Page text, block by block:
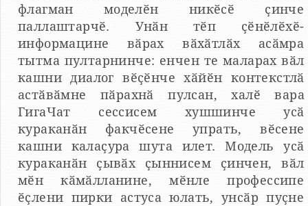
флагман моделӗн никӗсӗ ҫинче
паллаштарчӗ. Унӑн тӗп ҫӗнӗлӗхӗ-
информацине вӑрах вӑхӑтлӑх асӑмра
тытма пултарнинче: енчен те маларах вӑл
кашни диалог вӗҫӗнче хӑйӗн контекстлӑ
астӑвӑмне пӑрахнӑ пулсан, халӗ вара
ГигаЧат сессисем хушшинче усӑ
кураканӑн факчӗсене упрать, вӗсене
кашни калаҫура шута илет. Модель усӑ
кураканӑн ҫывӑх ҫыннисем ҫинчен, вӑл
мӗн кӑмӑлланине, мӗнле профессипе
ӗҫлени пирки астуса юлать, унсӑр пуҫне